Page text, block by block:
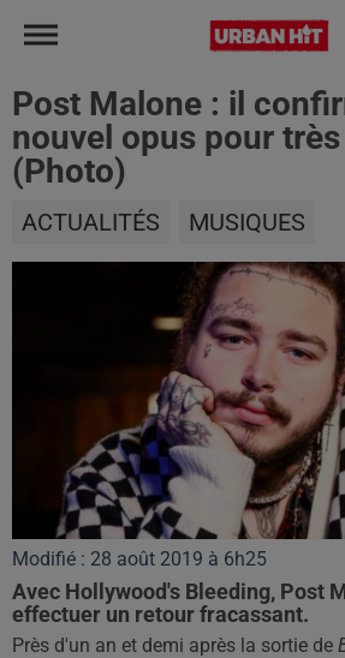
Post Malone : il
nouvel opus pour
(Photo)
ACTUALITÉS MUSIQUES
Modifié : 28 août 2019 à 6h25
Avec Hollywood's Bleeding, Post
effectuer un retour fracassant.
Près d'un an et demi après la sortie de